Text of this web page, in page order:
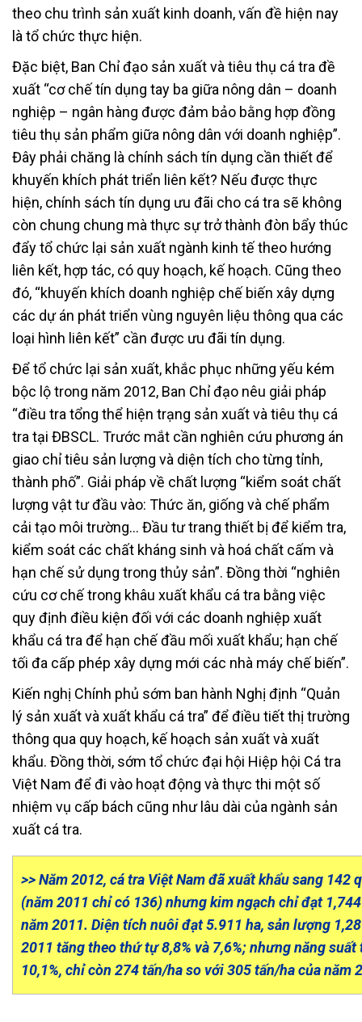
theo chu trình sản xuất kinh doanh, vấn đề hiện nay
là tổ chức thực hiện.
Đặc biệt, Ban Chỉ đạo sản xuất và tiêu thụ cá tra đề
xuất “cơ chế tín dụng tay ba giữa nông dân – doanh
nghiệp – ngân hàng được đảm bảo bằng hợp đồng
tiêu thụ sản phẩm giữa nông dân với doanh nghiệp”.
Đây phải chăng là chính sách tín dụng cần thiết để
khuyến khích phát triển liên kết? Nếu được thực
hiện, chính sách tín dụng ưu đãi cho cá tra sẽ không
còn chung chung mà thực sự trở thành đòn bẩy thúc
đẩy tổ chức lại sản xuất ngành kinh tế theo hướng
liên kết, hợp tác, có quy hoạch, kế hoạch. Cũng theo
đó, “khuyến khích doanh nghiệp chế biến xây dựng
các dự án phát triển vùng nguyên liệu thông qua các
loại hình liên kết” cần được ưu đãi tín dụng.
Để tổ chức lại sản xuất, khắc phục những yếu kém
bộc lộ trong năm 2012, Ban Chỉ đạo nêu giải pháp
“điều tra tổng thể hiện trạng sản xuất và tiêu thụ cá
tra tại ĐBSCL. Trước mắt cần nghiên cứu phương án
giao chỉ tiêu sản lượng và diện tích cho từng tỉnh,
thành phố”. Giải pháp về chất lượng “kiểm soát chất
lượng vật tư đầu vào: Thức ăn, giống và chế phẩm
cải tạo môi trường… Đầu tư trang thiết bị để kiểm tra,
kiểm soát các chất kháng sinh và hoá chất cấm và
hạn chế sử dụng trong thủy sản”. Đồng thời “nghiên
cứu cơ chế trong khâu xuất khẩu cá tra bằng việc
quy định điều kiện đối với các doanh nghiệp xuất
khẩu cá tra để hạn chế đầu mối xuất khẩu; hạn chế
tối đa cấp phép xây dựng mới các nhà máy chế biến”.
Kiến nghị Chính phủ sớm ban hành Nghị định “Quản
lý sản xuất và xuất khẩu cá tra” để điều tiết thị trường
thông qua quy hoạch, kế hoạch sản xuất và xuất
khẩu. Đồng thời, sớm tổ chức đại hội Hiệp hội Cá tra
Việt Nam để đi vào hoạt động và thực thi một số
nhiệm vụ cấp bách cũng như lâu dài của ngành sản
xuất cá tra.
>> Năm 2012, cá tra Việt Nam đã xuất khẩu sang 142
(năm 2011 chỉ có 136) nhưng kim ngạch chỉ đạt
năm 2011. Diện tích nuôi đạt 5.911 ha, sản lượng
2011 tăng theo thứ tự 8,8% và 7,6%; nhưng năng
10,1%, chỉ còn 274 tấn/ha so với 305 tấn/ha của năm